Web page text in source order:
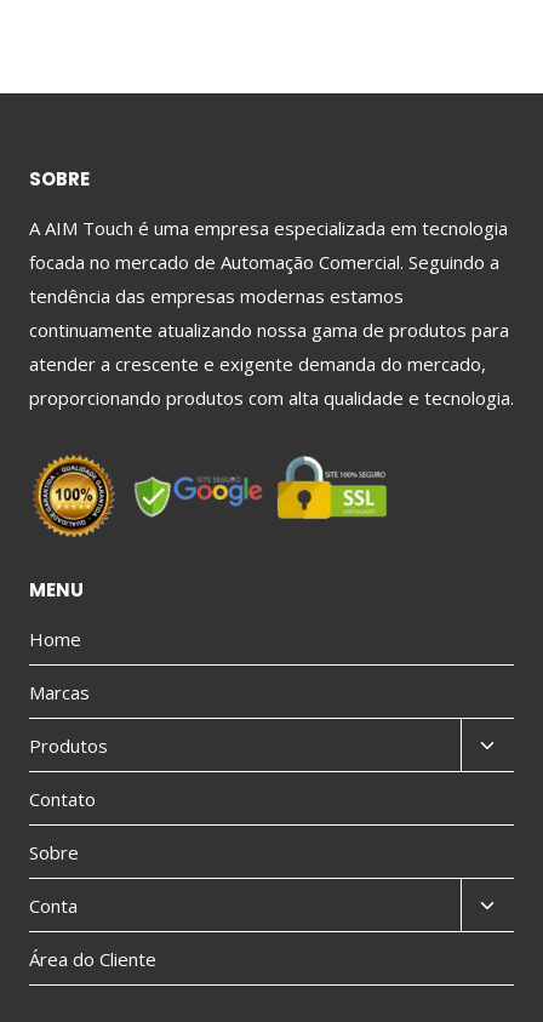
SOBRE
A AIM Touch é uma empresa especializada em tecnologia
focada no mercado de Automação Comercial. Seguindo a
tendência das empresas modernas estamos
continuamente atualizando nossa gama de produtos para
atender a crescente e exigente demanda do mercado,
proporcionando produtos com alta qualidade e tecnologia.
MENU
Home
Marcas
Produtos
Contato
Sobre
Conta
Área do Cliente